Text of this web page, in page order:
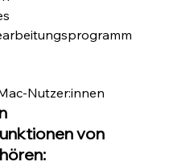
Nutzer:innen
von